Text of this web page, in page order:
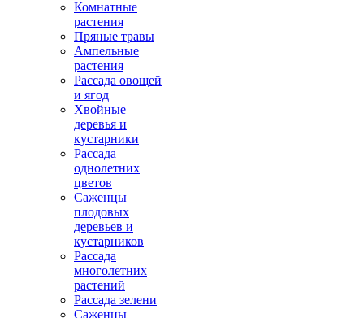
Комнатные
растения
Пряные травы
Ампельные
растения
Рассада овощей
и ягод
Хвойные
деревья и
кустарники
Рассада
однолетних
цветов
Саженцы
плодовых
деревьев и
кустарников
Рассада
многолетних
растений
Рассада зелени
Саженцы